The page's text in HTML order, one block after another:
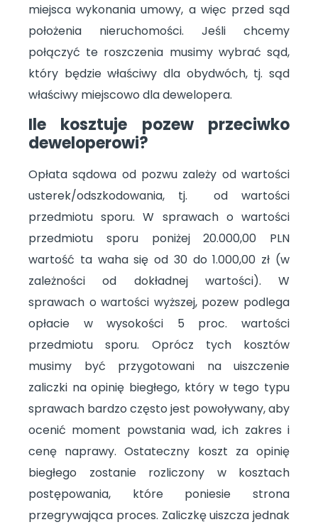
miejsca wykonania umowy, a więc przed sąd
położenia nieruchomości. Jeśli chcemy
połączyć te roszczenia musimy wybrać sąd,
który będzie właściwy dla obydwóch, tj. sąd
właściwy miejscowo dla dewelopera.
Ile kosztuje pozew przeciwko
deweloperowi?
Opłata sądowa od pozwu zależy od wartości
usterek/odszkodowania, tj. od wartości
przedmiotu sporu. W sprawach o wartości
przedmiotu sporu poniżej 20.000,00 PLN
wartość ta waha się od 30 do 1.000,00 zł (w
zależności od dokładnej wartości). W
sprawach o wartości wyższej, pozew podlega
opłacie w wysokości 5 proc. wartości
przedmiotu sporu. Oprócz tych kosztów
musimy być przygotowani na uiszczenie
zaliczki na opinię biegłego, który w tego typu
sprawach bardzo często jest powoływany, aby
ocenić moment powstania wad, ich zakres i
cenę naprawy. Ostateczny koszt za opinię
biegłego zostanie rozliczony w kosztach
postępowania, które poniesie strona
przegrywająca proces. Zaliczkę uiszcza jednak